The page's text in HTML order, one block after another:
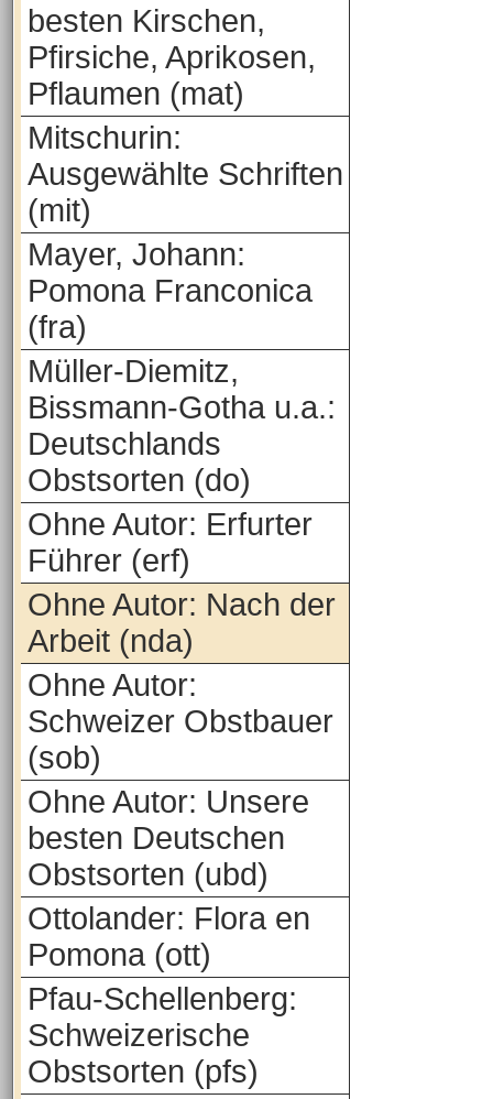
besten Kirschen,
Pfirsiche, Aprikosen,
Pflaumen (mat)
Mitschurin:
Ausgewählte Schriften
(mit)
Mayer, Johann:
Pomona Franconica
(fra)
Müller-Diemitz,
Bissmann-Gotha u.a.:
Deutschlands
Obstsorten (do)
Ohne Autor: Erfurter
Führer (erf)
Ohne Autor: Nach der
Arbeit (nda)
Ohne Autor:
Schweizer Obstbauer
(sob)
Ohne Autor: Unsere
besten Deutschen
Obstsorten (ubd)
Ottolander: Flora en
Pomona (ott)
Pfau-Schellenberg:
Schweizerische
Obstsorten (pfs)